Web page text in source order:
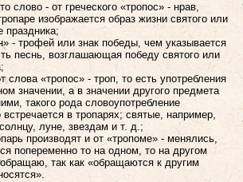
слово - от греческого «тропос» - нрав,
изображается образ жизни святого или
праздника;
- трофей или знак победы, чем указывается
песнь, возглашающая победу святого или
слова «тропос» - троп, то есть употребления
значении, а в значении другого предмета
такого рода словоупотребление
встречается в тропарях; святые, например,
луне, звездам и т. д.;
производят и от «тропоме» - менялись,
попеременно то на одном, то на другом
так как «обращаются к другим